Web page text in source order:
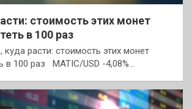
стоимость этих монет
в 100 раз
куда расти: стоимость этих монет
в 100 раз MATIC/USD -4,08%…